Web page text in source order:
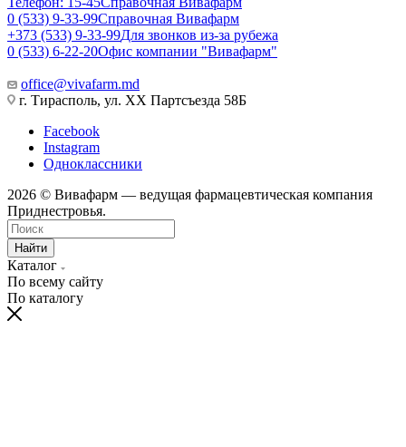
0 (533) 9-33-99Справочная Вивафарм
+373 (533) 9-33-99Для звонков из-за рубежа
0 (533) 6-22-20Офис компании "Вивафарм"
office@vivafarm.md
г. Тирасполь, ул. ХХ Партсъезда 58Б
Facebook
Instagram
Одноклассники
2026 © Вивафарм — ведущая фармацевтическая компания
Приднестровья.
Найти
Каталог
По всему сайту
По каталогу